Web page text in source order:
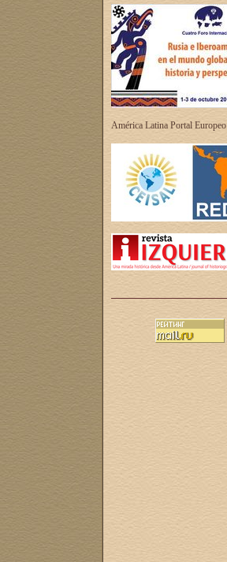
América Latina Portal Europeo